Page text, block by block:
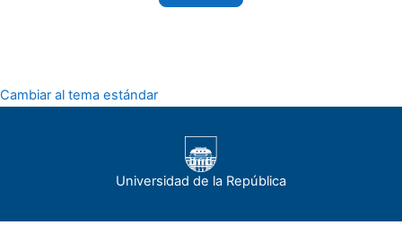
Cambiar al tema estándar
Universidad de la República